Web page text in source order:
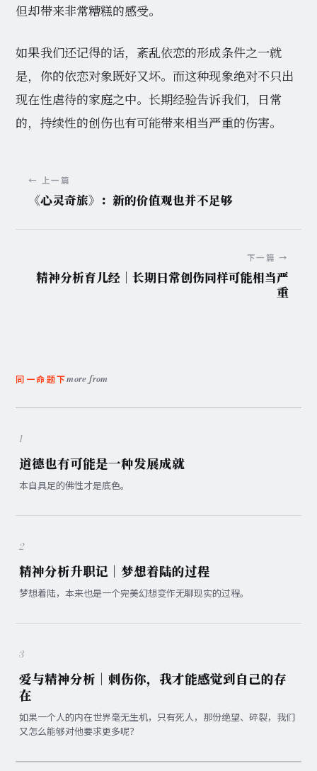
但却带来非常糟糕的感受。
如果我们还记得的话，紊乱依恋的形成条件之一就
是，你的依恋对象既好又坏。而这种现象绝对不只出
现在性虐待的家庭之中。长期经验告诉我们，日常
的，持续性的创伤也有可能带来相当严重的伤害。
← 上一篇
《心灵奇旅》：新的价值观也并不足够
下一篇 →
精神分析育儿经｜长期日常创伤同样可能相当严
重
同一命题下more from
1
道德也有可能是一种发展成就
本自具足的佛性才是底色。
2
精神分析升职记｜梦想着陆的过程
梦想着陆，本来也是一个完美幻想变作无聊现实的过程。
3
爱与精神分析｜刺伤你，我才能感觉到自己的存
在
如果一个人的内在世界毫无生机，只有死人，那份绝望、碎裂，我们
又怎么能够对他要求更多呢？